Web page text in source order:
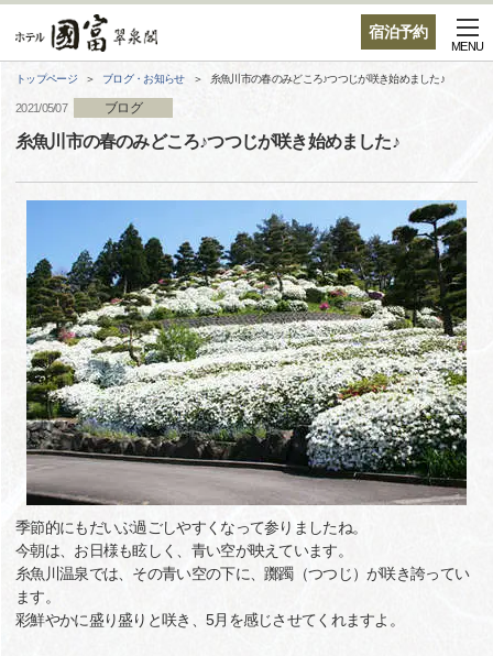
宿泊予約
MENU
トップページ ブログ・お知らせ 糸魚川市の春のみどころ♪つつじが咲き始めました♪
2021/05/07 ブログ
糸魚川市の春のみどころ♪つつじが咲き始めました♪
季節的にもだいぶ過ごしやすくなって参りましたね。
今朝は、お日様も眩しく、青い空が映えています。
糸魚川温泉では、その青い空の下に、躑躅（つつじ）が咲き誇ってい
ます。
彩鮮やかに盛り盛りと咲き、5月を感じさせてくれますよ。